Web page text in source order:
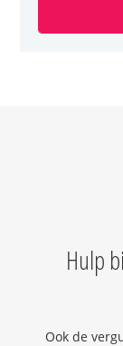
Hulp
Ook de